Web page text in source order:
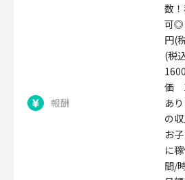
報酬
数
可◎
円(
(税
価
あ
の
お
に
間/